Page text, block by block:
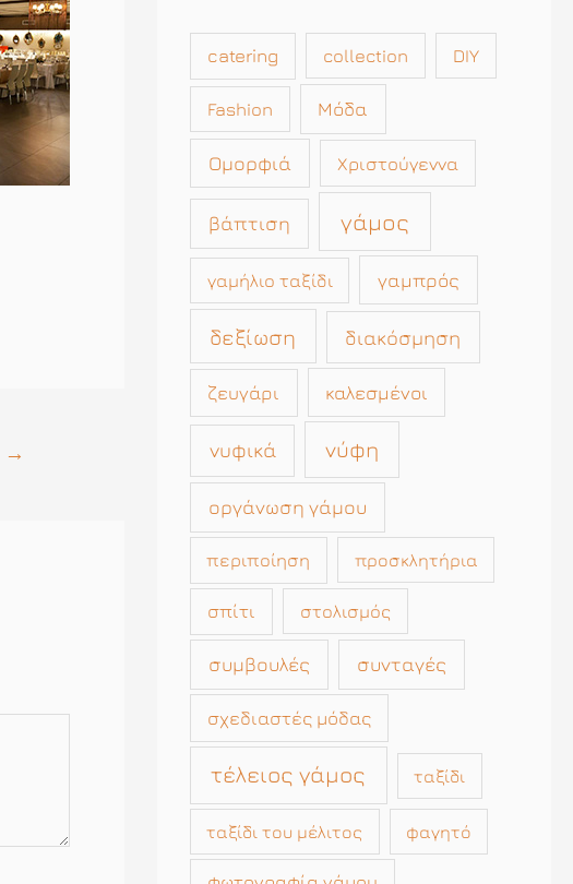
→
catering collection DIY
Fashion Μόδα
Ομορφιά Χριστούγεννα
βάπτιση γάμος
γαμήλιο ταξίδι γαμπρός
δεξίωση διακόσμηση
ζευγάρι καλεσμένοι
νυφικά νύφη
οργάνωση γάμου
περιποίηση προσκλητήρια
σπίτι στολισμός
συμβουλές συνταγές
σχεδιαστές μόδας
τέλειος γάμος ταξίδι
ταξίδι του μέλιτος φαγητό